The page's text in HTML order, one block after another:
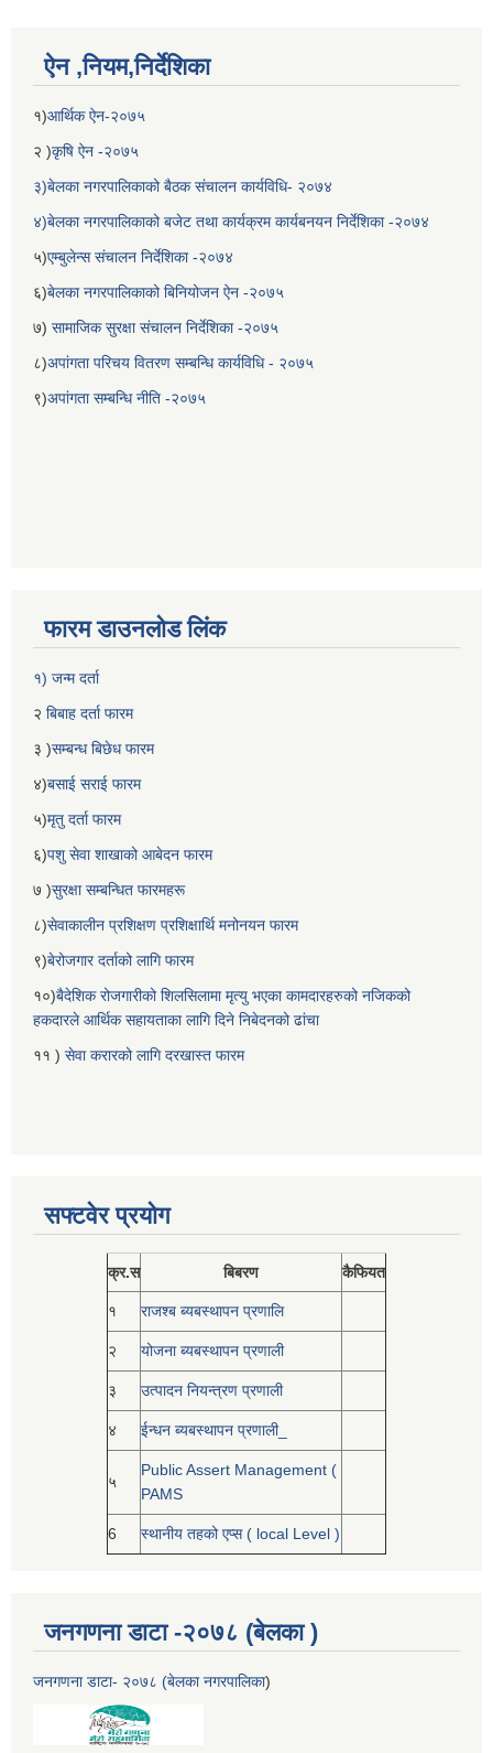
ऐन ,नियम,निर्देशिका
१)आर्थिक ऐन-२०७५
२ )कृषि ऐन -२०७५
३)बेलका नगरपालिकाको बैठक संचालन कार्यविधि- २०७४
४)बेलका नगरपालिकाको बजेट तथा कार्यक्रम कार्यबनयन निर्देशिका -२०७४
५)एम्बुलेन्स संचालन निर्देशिका -२०७४
६)बेलका नगरपालिकाको बिनियोजन ऐन -२०७५
७) सामाजिक सुरक्षा संचालन निर्देशिका -२०७५
८)अपांगता परिचय वितरण सम्बन्धि कार्यविधि - २०७५
९)अपांगता सम्बन्धि नीति -२०७५
फारम डाउनलोड लिंक
१) जन्म दर्ता
२ बिबाह दर्ता फारम
३ )सम्बन्ध बिछेध फारम
४)बसाई सराई फारम
५)मृतु दर्ता फारम
६)पशु सेवा शाखाको आबेदन फारम
७ )सुरक्षा सम्बन्धित फारमहरू
८)सेवाकालीन प्रशिक्षण प्रशिक्षार्थि मनोनयन फारम
९)बेरोजगार दर्ताको लागि फारम
१०)बैदेशिक रोजगारीको शिलसिलामा मृत्यु भएका कामदारहरुको नजिकको
हकदारले आर्थिक सहायताका लागि दिने निबेदनको ढांचा
११ ) सेवा करारको लागि दरखास्त फारम
सफ्टवेर प्रयोग
क्र.स बिबरण कैफियत
१ राजश्ब ब्यबस्थापन प्रणालि
२ योजना ब्यबस्थापन प्रणाली
३ उत्पादन नियन्त्रण प्रणाली
४ ईन्धन ब्यबस्थापन प्रणाली_
५
Public Assert Management (
PAMS
6 स्थानीय तहको एप्स ( local Level )
जनगणना डाटा -२०७८ (बेलका )
जनगणना डाटा- २०७८ (बेलका नगरपालिका)